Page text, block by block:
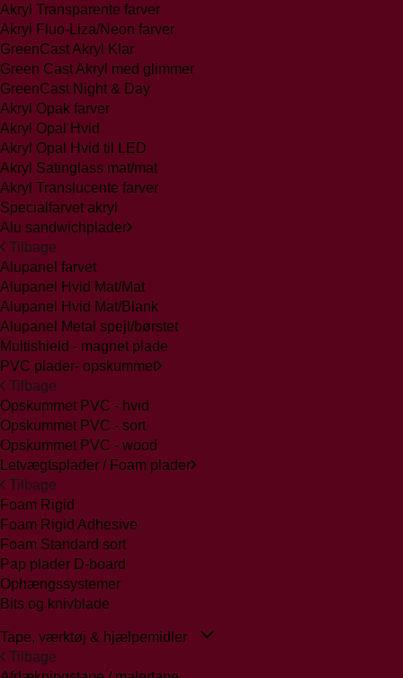
Akryl Transparente farver
Akryl Fluo-Liza/Neon farver
GreenCast Akryl Klar
Green Cast Akryl med glimmer
GreenCast Night & Day
Akryl Opak farver
Akryl Opal Hvid
Akryl Opal Hvid til LED
Akryl Satinglass mat/mat
Akryl Translucente farver
Specialfarvet akryl
Alu sandwichplader
Tilbage
Alupanel farvet
Alupanel Hvid Mat/Mat
Alupanel Hvid Mat/Blank
Alupanel Metal spejl/børstet
Multishield - magnet plade
PVC plader- opskummet
Tilbage
Opskummet PVC - hvid
Opskummet PVC - sort
Opskummet PVC - wood
Letvægtsplader / Foam plader
Tilbage
Foam Rigid
Foam Rigid Adhesive
Foam Standard sort
Pap plader D-board
Ophængssystemer
Bits og knivblade
Tape, værktøj & hjælpemidler
Tilbage